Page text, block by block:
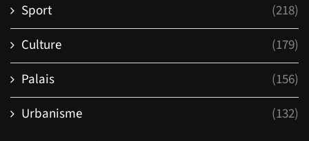
Sport
(218)
Culture
(179)
Palais
(156)
Urbanisme
(132)